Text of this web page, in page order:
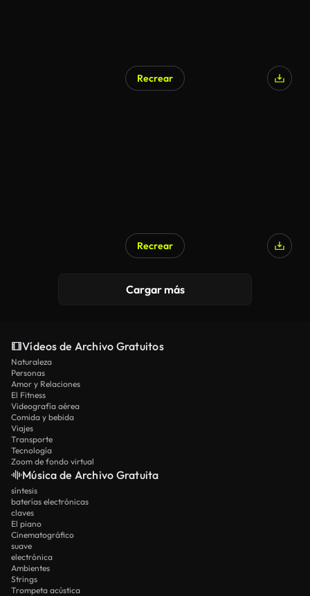
Recrear
Recrear
Cargar más
Vídeos de Archivo Gratuitos
Naturaleza
Personas
Amor y Relaciones
El Fitness
Videografía aérea
Comida y bebida
Viajes
Transporte
Tecnología
Zoom de fondo virtual
Música de Archivo Gratuita
síntesis
baterías electrónicas
claves
El piano
Cinematográfico
suave
electrónica
Ambientes
Strings
Trompeta acústica